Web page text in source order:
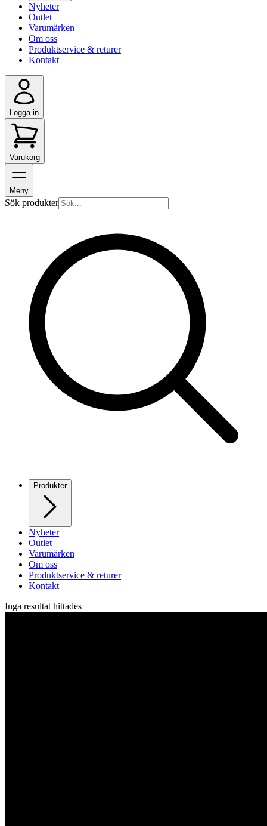
Nyheter
Outlet
Varumärken
Om oss
Produktservice & returer
Kontakt
Logga in
Varukorg
Meny
Sök produkter
Produkter
Nyheter
Outlet
Varumärken
Om oss
Produktservice & returer
Kontakt
Inga resultat hittades